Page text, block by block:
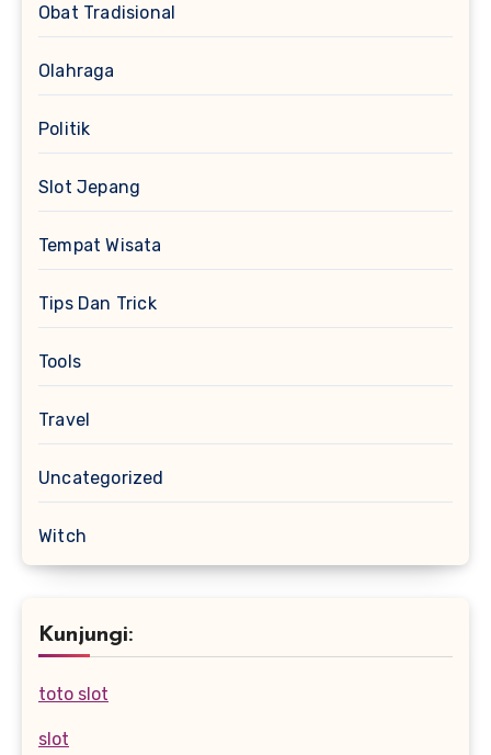
Obat Tradisional
Olahraga
Politik
Slot Jepang
Tempat Wisata
Tips Dan Trick
Tools
Travel
Uncategorized
Witch
Kunjungi:
toto slot
slot